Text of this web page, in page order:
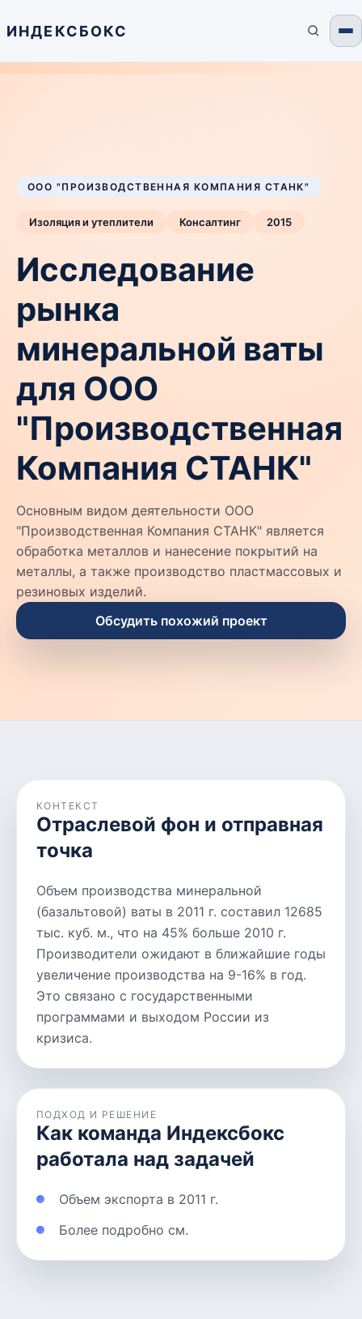
ИНДЕКСБОКС
ООО "ПРОИЗВОДСТВЕННАЯ КОМПАНИЯ СТАНК"
Изоляция и утеплители Консалтинг 2015
Исследование
рынка
минеральной ваты
для ООО
"Производственная
Компания СТАНК"
Основным видом деятельности ООО
"Производственная Компания СТАНК" является
обработка металлов и нанесение покрытий на
металлы, а также производство пластмассовых и
резиновых изделий.
Обсудить похожий проект
КОНТЕКСТ
Отраслевой фон и отправная
точка
Объем производства минеральной
(базальтовой) ваты в 2011 г. составил 12685
тыс. куб. м., что на 45% больше 2010 г.
Производители ожидают в ближайшие годы
увеличение производства на 9-16% в год.
Это связано с государственными
программами и выходом России из
кризиса.
ПОДХОД И РЕШЕНИЕ
Как команда Индексбокс
работала над задачей
Объем экспорта в 2011 г.
Более подробно см.